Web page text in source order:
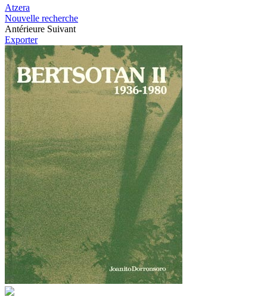
Atzera
Nouvelle recherche
Antérieure Suivant
Exporter